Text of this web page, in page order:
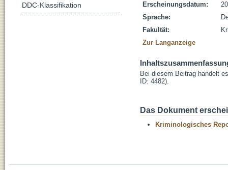
Erscheinungsdatum:
Sprache:
Fakultät:
Zur Langanzeige
Bei diesem Beitrag handelt
ID: 4482).
Das Dokument
Kriminologisches
DDC-Klassifikation